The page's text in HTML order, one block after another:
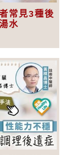
常見3種後
水